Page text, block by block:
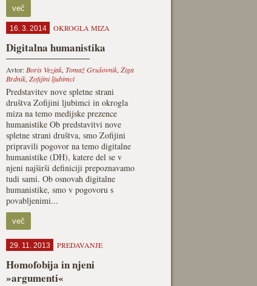
več
16. 3. 2014 OKROGLA MIZA
Digitalna humanistika
Avtor: Boris Vezjak, Tomaž Grušovnik, Žiga
Brdnik, Zofijini ljubimci
Predstavitev nove spletne strani
društva Zofijini ljubimci in okrogla
miza na temo medijske prezence
humanistike Ob predstavitvi nove
spletne strani društva, smo Zofijini
pripravili pogovor na temo digitalne
humanistike (DH), katere del se v
njeni najširši definiciji prepoznavamo
tudi sami. Ob osnovah digitalne
humanistike, smo v pogovoru s
povabljenimi...
več
29. 11. 2013 PREDAVANJE
Homofobija in njeni
»argumenti«